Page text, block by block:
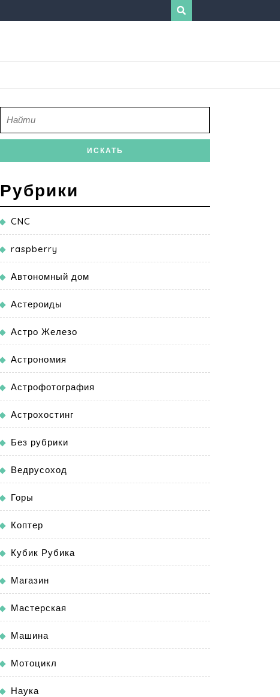
Рубрики
CNC
raspberry
Автономный дом
Астероиды
Астро Железо
Астрономия
Астрофотография
Астрохостинг
Без рубрики
Ведрусоход
Горы
Коптер
Кубик Рубика
Магазин
Мастерская
Машина
Мотоцикл
Наука